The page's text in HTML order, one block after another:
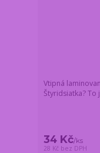
Vtipná
Štyridsiatka? To
34 Kč/ks
28 Kč bez DPH